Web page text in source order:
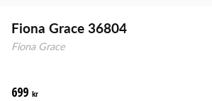
Fiona Grace 36804
Fiona Grace
699 kr